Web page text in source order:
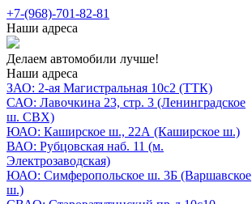
+7-(968)-701-82-81
Наши адреса
Делаем автомобили лучше!
Наши адреса
ЗАО: 2-ая Магистральная 10с2 (ТТК)
САО: Лавочкина 23, стр. 3 (Ленинградское
ш. СВХ)
ЮАО: Каширское ш., 22А (Каширское ш.)
ВАО: Рубцовская наб. 11 (м.
Электрозаводская)
ЮАО: Симферопольское ш. 3Б (Варшавское
ш.)